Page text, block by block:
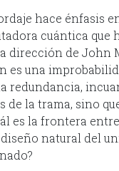
hace énfasis en
cuántica que
dirección de John
es una
redundancia,
la trama, sino
es la frontera
natural del